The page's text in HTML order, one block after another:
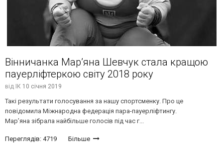
Вінничанка Мар’яна Шевчук стала кращою
пауерліфтеркою світу 2018 року
від ІК 10 січня 2019
Такі результати голосування за нашу спортсменку. Про це
повідомила Міжнародна федерація пара-пауерліфтингу.
Мар’яна зібрала найбільше голосів під час г...
Переглядів: 4719 Більше